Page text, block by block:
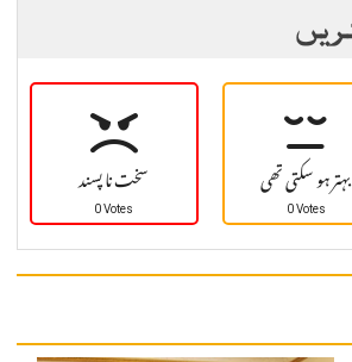
سخت نا پسند
0 Votes بہتر ہو سکتی تھی
0 Votes